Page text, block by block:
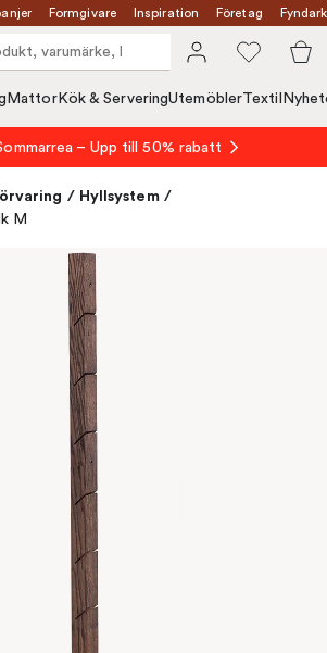
Formgivare Inspiration Företag
MattorKök & ServeringUtemöblerTextil
– Upp till 50% rabatt
/ Hyllsystem /
M